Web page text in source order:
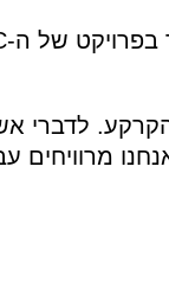
הקרקע. לדברי
מרוויחים